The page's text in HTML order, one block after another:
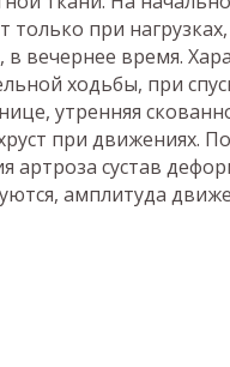
только при нагрузках,
вечернее время.
ходьбы, при
утренняя
при движениях.
артроза сустав
амплитуда